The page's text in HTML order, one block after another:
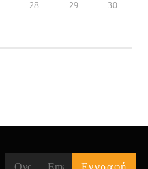
28 29 30